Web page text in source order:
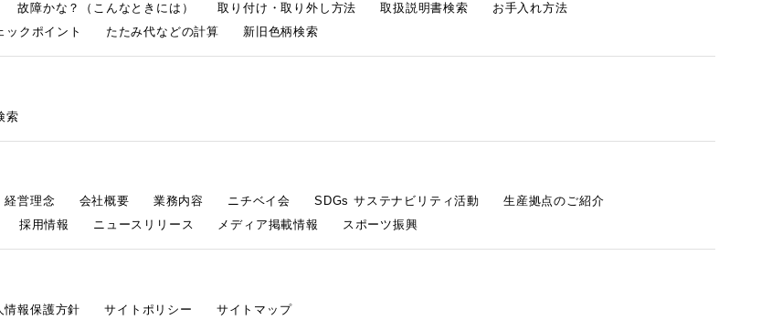
故障かな？（こんなときには） 取り付け・取り外し方法 取扱説明書検索
お手入れ方法
ックポイント たたみ代などの計算 新旧色柄検索
索
経営理念 会社概要 業務内容 ニチベイ会 SDGs サステナビリティ活動
生産拠点のご紹介
採用情報 ニュースリリース メディア掲載情報 スポーツ振興
情報保護方針 サイトポリシー サイトマップ